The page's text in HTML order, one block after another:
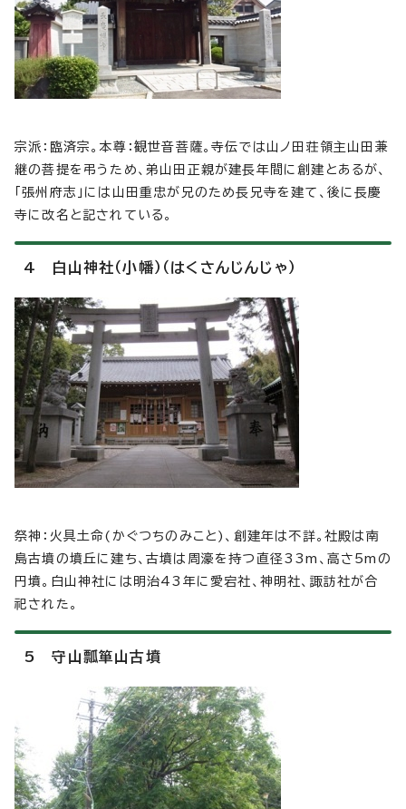
宗派：臨済宗。本尊：観世音菩薩。寺伝では山ノ田荘領主山田兼
継の菩提を弔うため、弟山田正親が建長年間に創建とあるが、
「張州府志」には山田重忠が兄のため長兄寺を建て、後に長慶
寺に改名と記されている。
4 白山神社（小幡）（はくさんじんじゃ）
祭神：火具土命(かぐつちのみこと)、創建年は不詳。社殿は南
島古墳の墳丘に建ち、古墳は周濠を持つ直径33m、高さ5mの
円墳。白山神社には明治43年に愛宕社、神明社、諏訪社が合
祀された。
5 守山瓢箪山古墳